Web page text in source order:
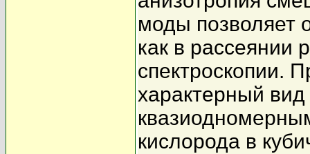
моды позволяет
как в рассеянии
спектроскопии.
характерный вид
кислорода в